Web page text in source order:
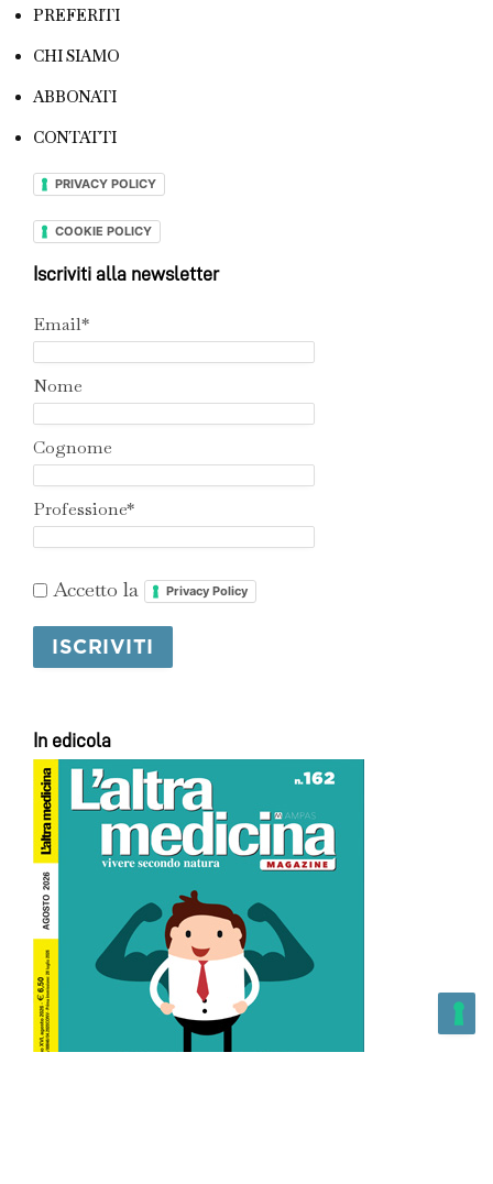
PREFERITI
CHI SIAMO
ABBONATI
CONTATTI
PRIVACY POLICY
COOKIE POLICY
Iscriviti alla newsletter
Email*
Nome
Cognome
Professione*
Accetto la Privacy Policy
In edicola